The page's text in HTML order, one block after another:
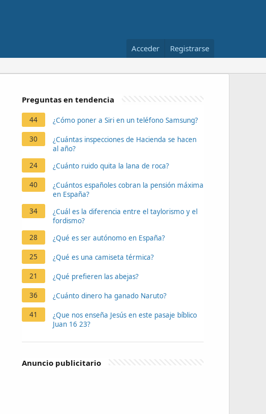
Acceder Registrarse
Preguntas en tendencia
44 ¿Cómo poner a Siri en un teléfono Samsung?
30
¿Cuántas inspecciones de Hacienda se hacen
al año?
24
¿Cuánto ruido quita la lana de roca?
40
¿Cuántos españoles cobran la pensión máxima
en España?
34
¿Cuál es la diferencia entre el taylorismo y el
fordismo?
28
¿Qué es ser autónomo en España?
25 ¿Qué es una camiseta térmica?
21 ¿Qué prefieren las abejas?
36 ¿Cuánto dinero ha ganado Naruto?
41
¿Que nos enseña Jesús en este pasaje bíblico
Juan 16 23?
Anuncio publicitario